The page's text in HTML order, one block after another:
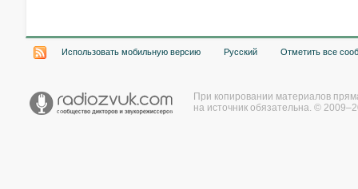
Использовать мобильную версию Русский Отметить все
При копировании материалов
на источник обязательна. ©